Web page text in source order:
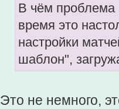
В чём проблема
время это
настройки
шаблон",
Это не немного,